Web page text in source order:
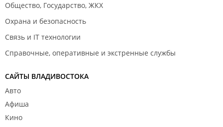
Общество, Государство, ЖКХ
Охрана и безопасность
Связь и IT технологии
Справочные, оперативные и экстренные службы
САЙТЫ ВЛАДИВОСТОКА
Авто
Афиша
Кино